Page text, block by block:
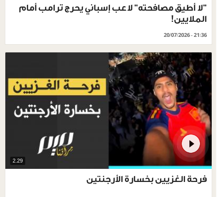
"لا أطيق مصافحته" لاعب إسباني يحرج ترامب أمام
الملايين!
20/07/2026 - 21:36
2.29
فرحة الغزيين بخسارة الأرجنتين